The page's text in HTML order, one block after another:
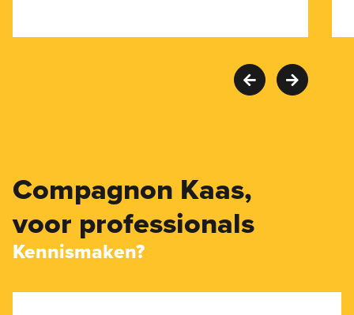
Compagnon Kaas,
voor professionals
Kennismaken?